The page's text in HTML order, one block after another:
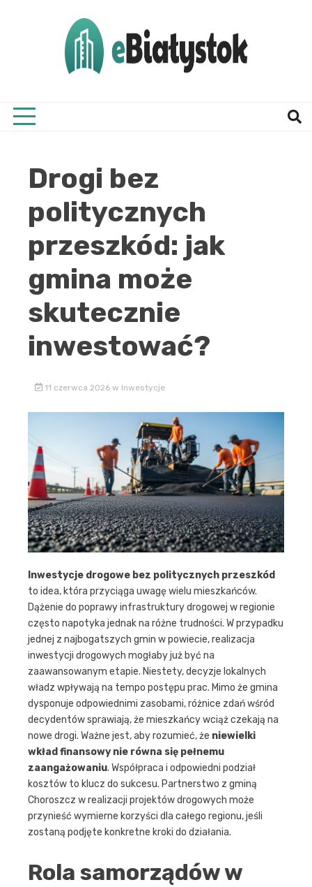
Drogi bez
politycznych
przeszkód: jak
gmina może
skutecznie
inwestować?
11 czerwca 2026 w Inwestycje
Inwestycje drogowe bez politycznych przeszkód
to idea, która przyciąga uwagę wielu mieszkańców.
Dążenie do poprawy infrastruktury drogowej w regionie
często napotyka jednak na różne trudności. W przypadku
jednej z najbogatszych gmin w powiecie, realizacja
inwestycji drogowych mogłaby już być na
zaawansowanym etapie. Niestety, decyzje lokalnych
władz wpływają na tempo postępu prac. Mimo że gmina
dysponuje odpowiednimi zasobami, różnice zdań wśród
decydentów sprawiają, że mieszkańcy wciąż czekają na
nowe drogi. Ważne jest, aby rozumieć, że niewielki
wkład finansowy nie równa się pełnemu
zaangażowaniu. Współpraca i odpowiedni podział
kosztów to klucz do sukcesu. Partnerstwo z gminą
Choroszcz w realizacji projektów drogowych może
przynieść wymierne korzyści dla całego regionu, jeśli
zostaną podjęte konkretne kroki do działania.
Rola samorządów w